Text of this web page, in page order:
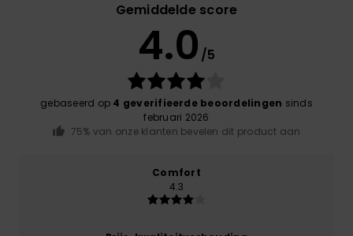
Gemiddelde score
4.0 /5
gebaseerd op 4 geverifieerde beoordelingen sinds
februari 2026
75% van onze klanten bevelen dit product aan
Comfort
4.3